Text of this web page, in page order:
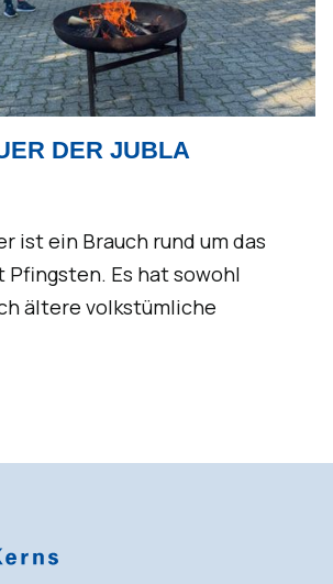
DER JUBLA
ist ein Brauch rund um das
Es hat sowohl
ältere volkstümliche